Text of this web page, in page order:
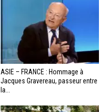
ASIE – FRANCE : Hommage à
Jacques Gravereau, passeur entre
la...